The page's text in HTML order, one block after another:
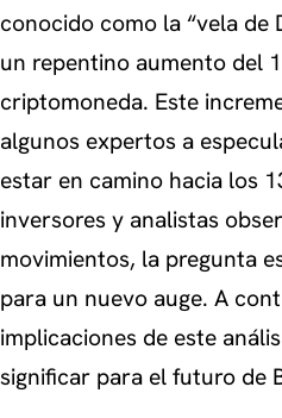
conocido como la “vela de
un repentino aumento del
criptomoneda. Este
algunos expertos a
estar en camino hacia los
inversores y analistas
movimientos, la pregunta
para un nuevo auge. A
implicaciones de este
significar para el futuro de